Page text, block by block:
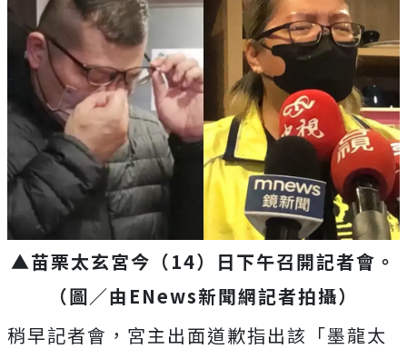
▲苗栗太玄宮今（14）日下午召開記者會。
（圖／由ENews新聞網記者拍攝）
稍早記者會，宮主出面道歉指出該「墨龍太